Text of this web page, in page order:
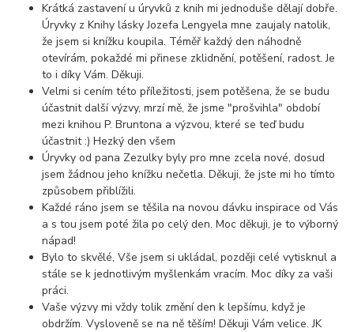
Krátká zastavení u úryvků z knih mi jednoduše dělají dobře.
Úryvky z Knihy lásky Jozefa Lengyela mne zaujaly natolik,
že jsem si knížku koupila. Téměř každý den náhodně
otevírám, pokaždé mi přinese zklidnění, potěšení, radost. Je
to i díky Vám. Děkuji.
Velmi si cením této příležitosti, jsem potěšena, že se budu
účastnit další výzvy, mrzí mě, že jsme "prošvihla" období
mezi knihou P. Bruntona a výzvou, které se teď budu
účastnit :) Hezký den všem
Úryvky od pana Zezulky byly pro mne zcela nové, dosud
jsem žádnou jeho knížku nečetla. Děkuji, že jste mi ho tímto
způsobem přiblížili.
Každé ráno jsem se těšila na novou dávku inspirace od Vás
a s tou jsem poté žila po celý den. Moc děkuji, je to výborný
nápad!
Bylo to skvělé, Vše jsem si ukládal, později celé vytisknul a
stále se k jednotlivým myšlenkám vracím. Moc díky za vaši
práci.
Vaše výzvy mi vždy tolik změní den k lepšímu, když je
obdržím. Vysloveně se na ně těším! Děkuji Vám velice. JK